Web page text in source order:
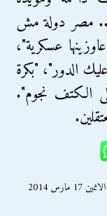
مصر دولة مش
عسكرية"،
الدور"، "بكرة
الكتف نجوم".
2014